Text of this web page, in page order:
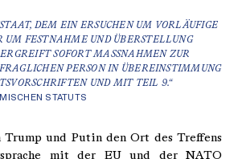
DEM EIN ERSUCHEN UM VORLÄUFIGE
UM FESTNAHME UND ÜBERSTELLUNG
SOFORT MASSNAHMEN ZUR F
PERSON IN ÜBEREINSTIMMUNG M
UND MIT TEIL 9.“
STATUTS
Trump und Putin den Ort des Treffens
mit der EU und der NATO